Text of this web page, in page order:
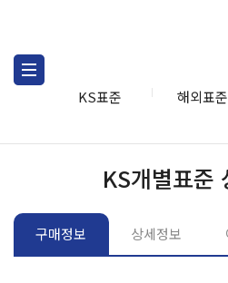
KS표준 해외표준
KS개별표준
구매정보 상세정보